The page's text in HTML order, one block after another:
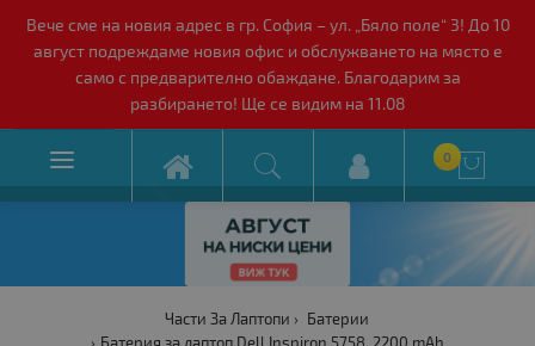
Вече сме на новия адрес в гр. София – ул. „Бяло поле“ 3! До 10
август подреждаме новия офис и обслужването на място е
само с предварително обаждане. Благодарим за
разбирането! Ще се видим на 11.08
 0 
Части За Лаптопи
Батерии